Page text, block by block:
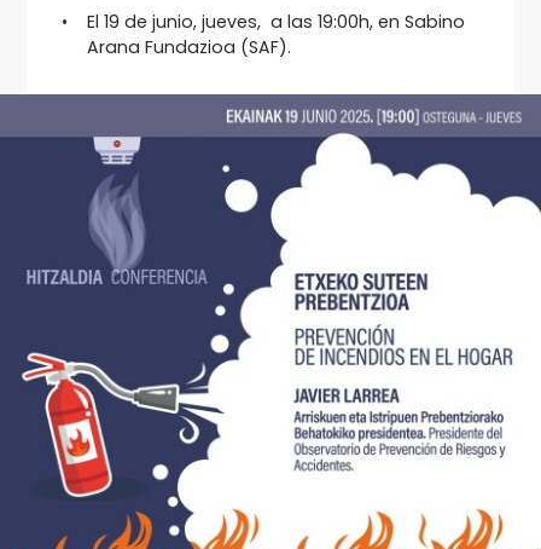
El 19 de junio, jueves, a las 19:00h, en Sabino
Arana Fundazioa (SAF).